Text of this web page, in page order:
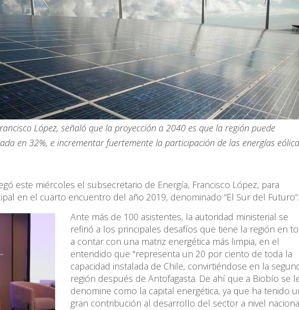
López, señaló que la proyección a 2040 es que la región puede
en 32%, e incrementar fuertemente la participación de las energías
este miércoles el subsecretario de Energía, Francisco López, para
en el cuarto encuentro del año 2019, denominado “El Sur del Futuro”.
Ante más de 100 asistentes, la autoridad ministerial se
refirió a los principales desafíos que tiene la región en
a contar con una matriz energética más limpia, en el
entendido que "representa un 20 por ciento de toda la
capacidad instalada de Chile, convirtiéndose en la
región después de Antofagasta. De ahí que a Biobío se
denomine como la capital energética, ya que ha tenido
gran contribución al desarrollo del sector a nivel